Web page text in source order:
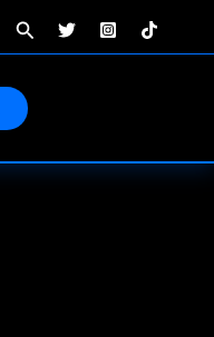
Buscar